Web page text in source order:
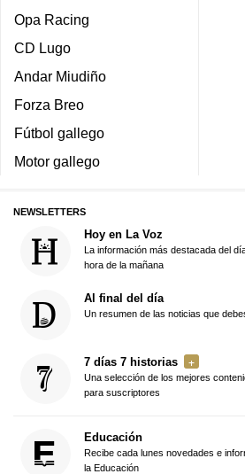
Opa Racing
CD Lugo
Andar Miudiño
Forza Breo
Fútbol gallego
Motor gallego
NEWSLETTERS
Hoy en La Voz
La información más destacada del
hora de la mañana
Al final del día
Un resumen de las noticias que
7 días 7 historias
Una selección de los mejores
para suscriptores
Educación
Recibe cada lunes novedades e
la Educación